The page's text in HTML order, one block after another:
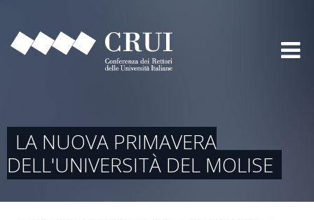
LA NUOVA PRIMAVERA
DELL'UNIVERSITÀ DEL MOLISE